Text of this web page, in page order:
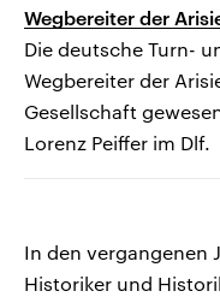
Wegbereiter der
Die deutsche Turn-
Wegbereiter der
Gesellschaft
Lorenz Peiffer im Dlf.
In den vergangenen
Historiker und